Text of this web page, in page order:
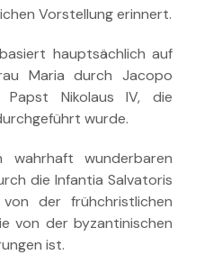
Vorstellung erinnert.
hauptsächlich auf
Maria durch Jacopo
Nikolaus IV, die
wurde.
wunderbaren
die Infantia Salvatoris
der frühchristlichen
von der byzantinischen
ist.